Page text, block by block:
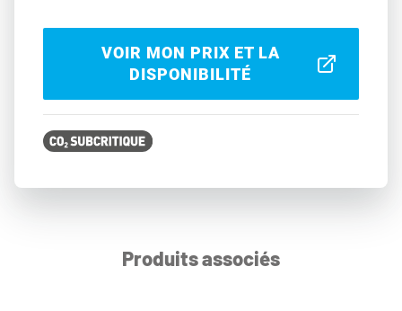
VOIR MON PRIX ET LA
DISPONIBILITÉ
Produits associés